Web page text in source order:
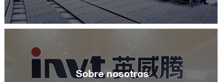
Sobre nosotros